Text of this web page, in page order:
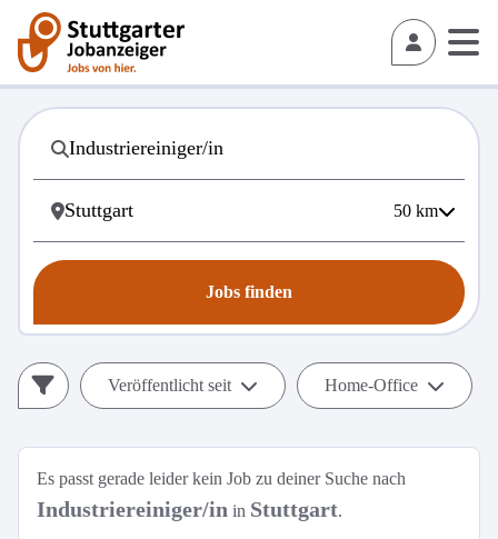
50 km
Jobs finden
Veröffentlicht seit Home-Office
Es passt gerade leider kein Job zu deiner Suche nach
Industriereiniger/in in Stuttgart.